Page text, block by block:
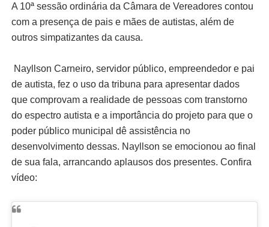
A 10ª sessão ordinária da Câmara de Vereadores contou
com a presença de pais e mães de autistas, além de
outros simpatizantes da causa.
Nayllson Carneiro, servidor público, empreendedor e pai
de autista, fez o uso da tribuna para apresentar dados
que comprovam a realidade de pessoas com transtorno
do espectro autista e a importância do projeto para que o
poder público municipal dê assistência no
desenvolvimento dessas. Nayllson se emocionou ao final
de sua fala, arrancando aplausos dos presentes. Confira
vídeo: